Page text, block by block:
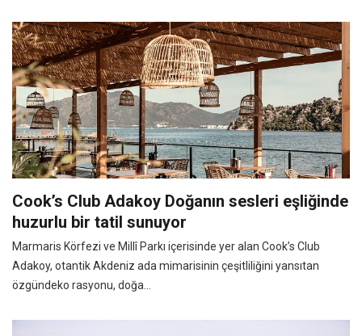
Cook’s Club Adakoy Doğanın sesleri eşliğinde
huzurlu bir tatil sunuyor
Marmaris Körfezi ve Millî Parkı içerisinde yer alan Cook’s Club
Adakoy, otantik Akdeniz ada mimarisinin çeşitliliğini yansıtan
özgündeko rasyonu, doğa...